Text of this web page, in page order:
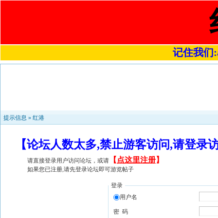
记住我们
提示信息 » 红港
【论坛人数太多,禁止游客访问,请登
请直接登录用户访问论坛，或请 【 点这里注册】
如果您已注册,请先登录论坛即可游览帖子
登录
用户名
密 码